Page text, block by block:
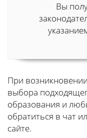
Вы
При
выбора
образования и
обратиться в чат
сайте.